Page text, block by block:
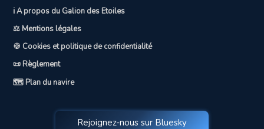
ℹ️ A propos du Galion des Etoiles
⚖️ Mentions légales
🍪 Cookies et politique de confidentialité
📜 Règlement
🗺️ Plan du navire
Rejoignez-nous sur Bluesky